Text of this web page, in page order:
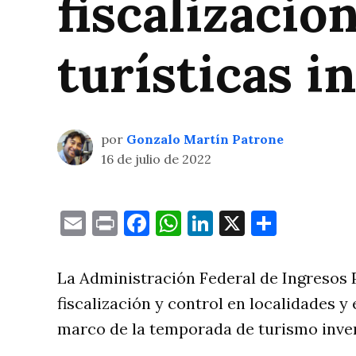
turísticas
por Gonzalo Martín Patrone
16 de julio de 2022
EmailPrintFacebook
WhatsApp
LinkedIn
X
La Administración Federal de Ingresos
fiscalización y control en localidades y
marco de la temporada de turismo